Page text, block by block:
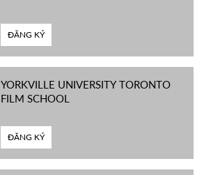
ĐĂNG KÝ
YORKVILLE UNIVERSITY TORONTO
FILM SCHOOL
ĐĂNG KÝ